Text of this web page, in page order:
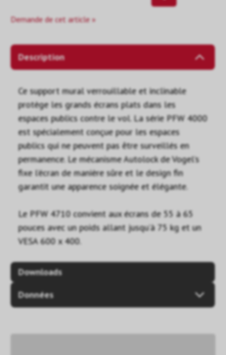
Demande de cet article »
Description
Ce support mural verrouillable et inclinable
protège les grands écrans plats dans les
espaces publics contre le vol. La série PFW 4000
est spécialement conçue pour les espaces
publics qui ne peuvent pas être surveillés en
permanence. Le mécanisme Autolock de Vogel’s
fixe l’écran de manière sûre et le design fin
garantit une apparence soignée et élégante.
Le PFW 4710 convient aux écrans de 55 à 65
pouces avec un poids allant jusqu’à 75 kg et un
VESA 600 x 400.
Downloads
Données